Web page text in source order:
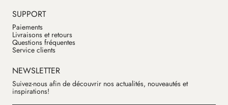
SUPPORT
Paiements
Livraisons et retours
Questions fréquentes
Service clients
NEWSLETTER
Suivez-nous afin de découvrir nos actualités, nouveautés et
inspirations!